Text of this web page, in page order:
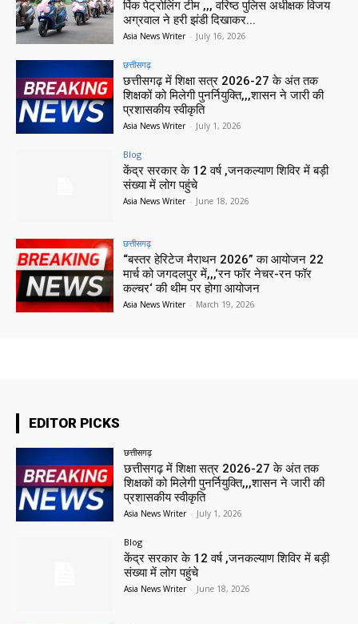
पिंक पेट्रोलिंग टीम ,,, वरिष्ठ पुलिस अधीक्षक विजय
अग्रवाल ने हरी झंडी दिखाकर...
Asia News Writer - July 16, 2026
छत्तीसगढ़
छत्तीसगढ़ में शिक्षा सत्र 2026-27 के अंत तक
शिक्षकों को मिलेगी पुनर्नियुक्ति,,,शासन ने जारी की
प्रशासकीय स्वीकृति
Asia News Writer - July 1, 2026
Blog
केंद्र सरकार के 12 वर्ष ,जनकल्याण शिविर में बड़ी
संख्या में लोग पहुंचे
Asia News Writer - June 18, 2026
छत्तीसगढ़
“बस्तर हेरिटेज मैराथन 2026” का आयोजन 22
मार्च को जगदलपुर में,,,‘रन फॉर नेचर-रन फॉर
कल्चर‘ की थीम पर होगा आयोजन
Asia News Writer - March 19, 2026
EDITOR PICKS
छत्तीसगढ़
छत्तीसगढ़ में शिक्षा सत्र 2026-27 के अंत तक
शिक्षकों को मिलेगी पुनर्नियुक्ति,,,शासन ने जारी की
प्रशासकीय स्वीकृति
Asia News Writer - July 1, 2026
Blog
केंद्र सरकार के 12 वर्ष ,जनकल्याण शिविर में बड़ी
संख्या में लोग पहुंचे
Asia News Writer - June 18, 2026